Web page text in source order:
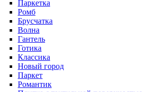
Паркетка
Ромб
Брусчатка
Волна
Гантель
Готика
Классика
Новый город
Паркет
Романтик